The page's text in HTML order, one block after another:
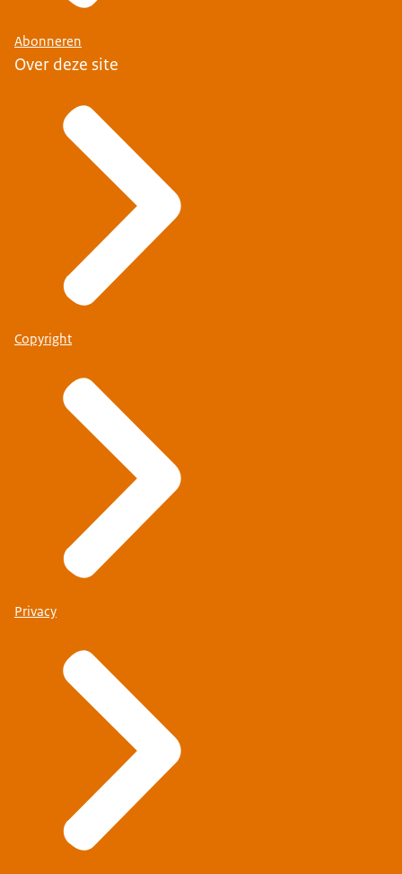
Abonneren
Over deze site
Copyright
Privacy